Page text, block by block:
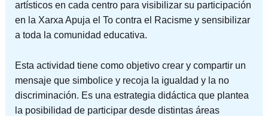
artísticos en cada centro para visibilizar su participación
en la Xarxa Apuja el To contra el Racisme y sensibilizar
a toda la comunidad educativa.
Esta actividad tiene como objetivo crear y compartir un
mensaje que simbolice y recoja la igualdad y la no
discriminación. Es una estrategia didáctica que plantea
la posibilidad de participar desde distintas áreas